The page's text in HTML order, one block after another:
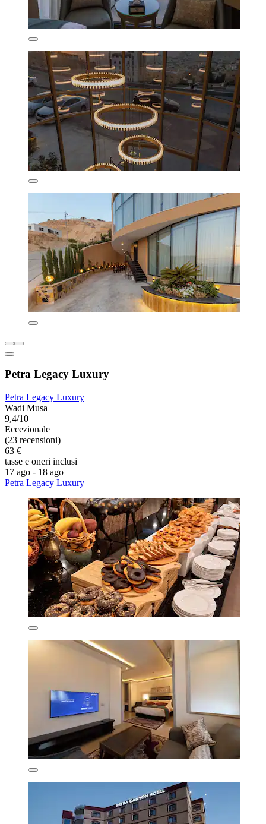
Petra Legacy Luxury
Petra Legacy Luxury
Wadi Musa
9,4/10
Eccezionale
(23 recensioni)
63 €
tasse e oneri inclusi
17 ago - 18 ago
Petra Legacy Luxury